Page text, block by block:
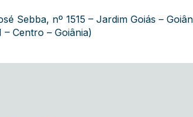
Sebba, nº 1515 – Jardim Goiás –
Centro – Goiânia)